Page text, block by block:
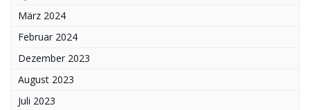
März 2024
Februar 2024
Dezember 2023
August 2023
Juli 2023